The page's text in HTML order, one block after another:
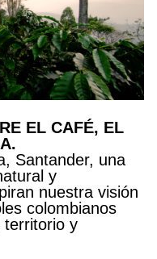
EL CAFÉ, EL
Santander, una
y
nuestra visión
colombianos
territorio y